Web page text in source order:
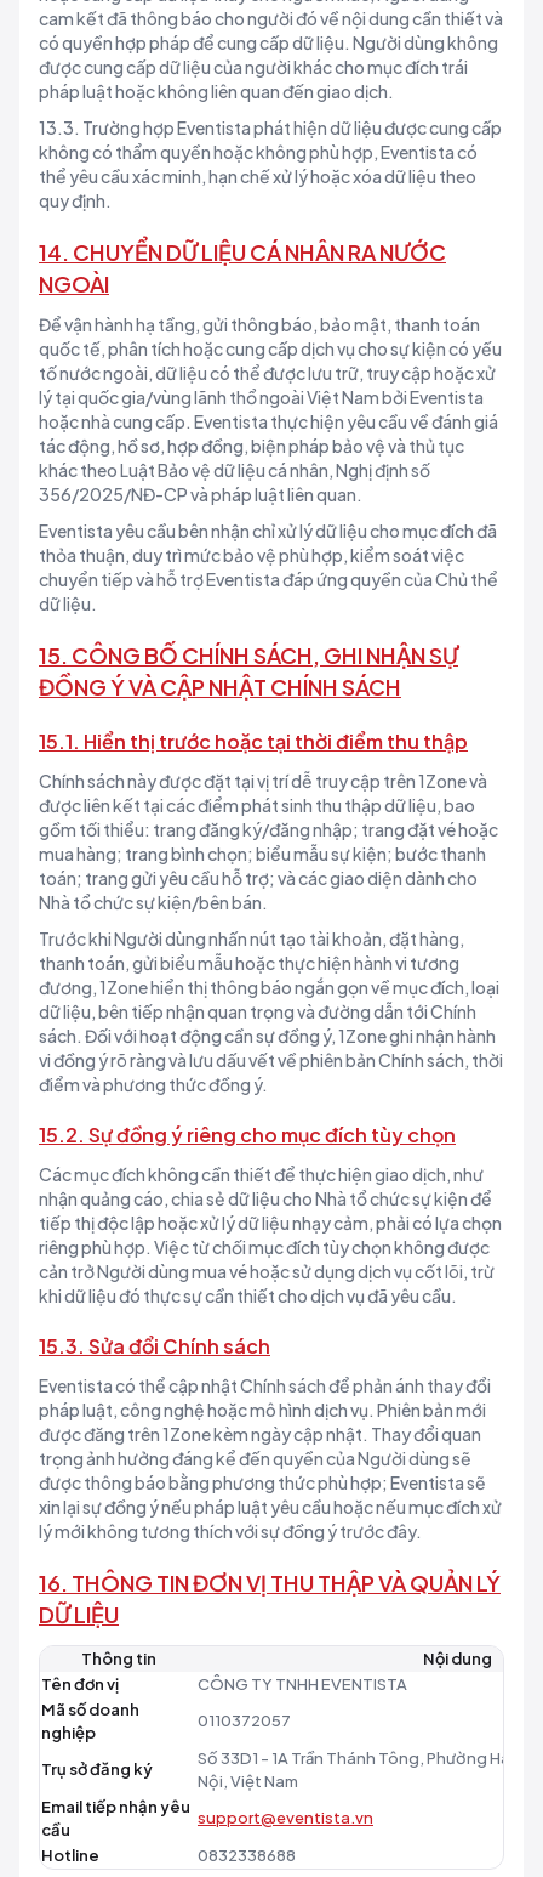
cam kết đã thông báo cho người đó về nội dung cần thiết và
có quyền hợp pháp để cung cấp dữ liệu. Người dùng không
được cung cấp dữ liệu của người khác cho mục đích trái
pháp luật hoặc không liên quan đến giao dịch.
13.3. Trường hợp Eventista phát hiện dữ liệu được cung cấp
không có thẩm quyền hoặc không phù hợp, Eventista có
thể yêu cầu xác minh, hạn chế xử lý hoặc xóa dữ liệu theo
quy định.
14. CHUYỂN DỮ LIỆU CÁ NHÂN RA NƯỚC
NGOÀI
Để vận hành hạ tầng, gửi thông báo, bảo mật, thanh toán
quốc tế, phân tích hoặc cung cấp dịch vụ cho sự kiện có yếu
tố nước ngoài, dữ liệu có thể được lưu trữ, truy cập hoặc xử
lý tại quốc gia/vùng lãnh thổ ngoài Việt Nam bởi Eventista
hoặc nhà cung cấp. Eventista thực hiện yêu cầu về đánh giá
tác động, hồ sơ, hợp đồng, biện pháp bảo vệ và thủ tục
khác theo Luật Bảo vệ dữ liệu cá nhân, Nghị định số
356/2025/NĐ-CP và pháp luật liên quan.
Eventista yêu cầu bên nhận chỉ xử lý dữ liệu cho mục đích đã
thỏa thuận, duy trì mức bảo vệ phù hợp, kiểm soát việc
chuyển tiếp và hỗ trợ Eventista đáp ứng quyền của Chủ thể
dữ liệu.
15. CÔNG BỐ CHÍNH SÁCH, GHI NHẬN SỰ
ĐỒNG Ý VÀ CẬP NHẬT CHÍNH SÁCH
15.1. Hiển thị trước hoặc tại thời điểm thu thập
Chính sách này được đặt tại vị trí dễ truy cập trên 1Zone và
được liên kết tại các điểm phát sinh thu thập dữ liệu, bao
gồm tối thiểu: trang đăng ký/đăng nhập; trang đặt vé hoặc
mua hàng; trang bình chọn; biểu mẫu sự kiện; bước thanh
toán; trang gửi yêu cầu hỗ trợ; và các giao diện dành cho
Nhà tổ chức sự kiện/bên bán.
Trước khi Người dùng nhấn nút tạo tài khoản, đặt hàng,
thanh toán, gửi biểu mẫu hoặc thực hiện hành vi tương
đương, 1Zone hiển thị thông báo ngắn gọn về mục đích, loại
dữ liệu, bên tiếp nhận quan trọng và đường dẫn tới Chính
sách. Đối với hoạt động cần sự đồng ý, 1Zone ghi nhận hành
vi đồng ý rõ ràng và lưu dấu vết về phiên bản Chính sách, thời
điểm và phương thức đồng ý.
15.2. Sự đồng ý riêng cho mục đích tùy chọn
Các mục đích không cần thiết để thực hiện giao dịch, như
nhận quảng cáo, chia sẻ dữ liệu cho Nhà tổ chức sự kiện để
tiếp thị độc lập hoặc xử lý dữ liệu nhạy cảm, phải có lựa chọn
riêng phù hợp. Việc từ chối mục đích tùy chọn không được
cản trở Người dùng mua vé hoặc sử dụng dịch vụ cốt lõi, trừ
khi dữ liệu đó thực sự cần thiết cho dịch vụ đã yêu cầu.
15.3. Sửa đổi Chính sách
Eventista có thể cập nhật Chính sách để phản ánh thay đổi
pháp luật, công nghệ hoặc mô hình dịch vụ. Phiên bản mới
được đăng trên 1Zone kèm ngày cập nhật. Thay đổi quan
trọng ảnh hưởng đáng kể đến quyền của Người dùng sẽ
được thông báo bằng phương thức phù hợp; Eventista sẽ
xin lại sự đồng ý nếu pháp luật yêu cầu hoặc nếu mục đích xử
lý mới không tương thích với sự đồng ý trước đây.
16. THÔNG TIN ĐƠN VỊ THU THẬP VÀ QUẢN LÝ
DỮ LIỆU
Thông tin
Nội dung
Tên đơn vị
CÔNG TY TNHH EVENTISTA
Mã số doanh
nghiệp
0110372057
Trụ sở đăng ký
Số 33D1 - 1A Trần Thánh Tông, Phường Hai
Nội, Việt Nam
Email tiếp nhận yêu
cầu
support@eventista.vn
Hotline
0832338688